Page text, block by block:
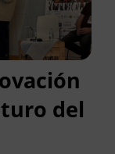
del